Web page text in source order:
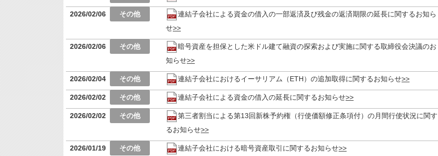
2026/02/06
連結子会社による資金の借入の一部返済及び残金の返済期限の延長に関するお知ら
せ
2026/02/06
暗号資産を担保とした米ドル建て融資の探索および実施に関する取締役会決議のお
知らせ
2026/02/04 連結子会社におけるイーサリアム（ETH）の追加取得に関するお知らせ
2026/02/02 連結子会社による資金の借入の延長に関するお知らせ
2026/02/02
第三者割当による第13回新株予約権（行使価額修正条項付）の月間行使状況に関す
るお知らせ
2026/01/19 連結子会社における暗号資産取引に関するお知らせ